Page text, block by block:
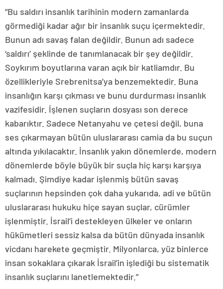
“Bu saldırı insanlık tarihinin modern zamanlarda
görmediği kadar ağır bir insanlık suçu içermektedir.
Bunun adı savaş falan değildir. Bunun adı sadece
‘saldırı’ şeklinde de tanımlanacak bir şey değildir.
Soykırım boyutlarına varan açık bir katliamdır. Bu
özellikleriyle Srebrenitsa’ya benzemektedir. Buna
insanlığın karşı çıkması ve bunu durdurması insanlık
vazifesidir. İşlenen suçların dosyası son derece
kabarıktır. Sadece Netanyahu ve çetesi değil, buna
ses çıkarmayan bütün uluslararası camia da bu suçun
altında yıkılacaktır. İnsanlık yakın dönemlerde, modern
dönemlerde böyle büyük bir suçla hiç karşı karşıya
kalmadı. Şimdiye kadar işlenmiş bütün savaş
suçlarının hepsinden çok daha yukarıda, adi ve bütün
uluslararası hukuku hiçe sayan suçlar, cürümler
işlenmiştir. İsrail’i destekleyen ülkeler ve onların
hükümetleri sessiz kalsa da bütün dünyada insanlık
vicdanı harekete geçmiştir. Milyonlarca, yüz binlerce
insan sokaklara çıkarak İsrail’in işlediği bu sistematik
insanlık suçlarını lanetlemektedir.”